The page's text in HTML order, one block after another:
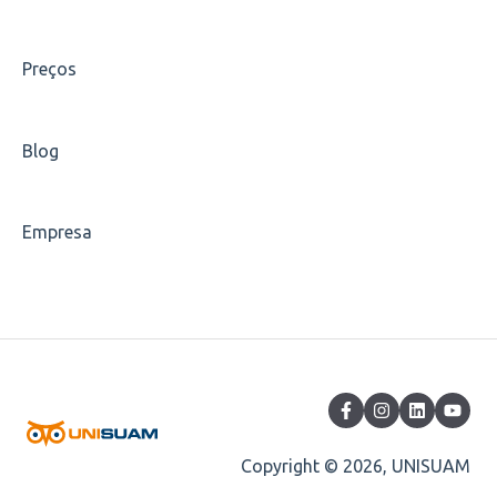
Preços
Blog
Empresa
Copyright © 2026, UNISUAM